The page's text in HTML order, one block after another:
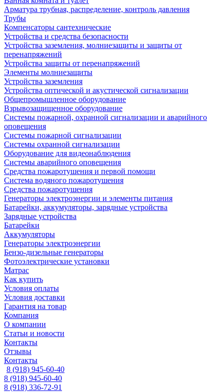
Арматура трубная, распределение, контроль давления
Трубы
Компенсаторы сантехнические
Устройства и средства безопасности
Устройства заземления, молниезащиты и защиты от
перенапряжений
Устройства защиты от перенапряжений
Элементы молниезащиты
Устройства заземления
Устройства оптической и акустической сигнализации
Общепромышленное оборудование
Взрывозащищенное оборудование
Системы пожарной, охранной сигнализации и аварийного
оповещения
Системы пожарной сигнализации
Системы охранной сигнализации
Оборудование для видеонаблюдения
Системы аварийного оповещения
Средства пожаротушения и первой помощи
Система водяного пожаротушения
Средства пожаротушения
Генераторы электроэнергии и элементы питания
Батарейки, аккумуляторы, зарядные устройства
Зарядные устройства
Батарейки
Аккумуляторы
Генераторы электроэнергии
Бензо-дизельные генераторы
Фотоэлектрические установки
Матрас
Как купить
Условия оплаты
Условия доставки
Гарантия на товар
Компания
О компании
Статьи и новости
Контакты
Отзывы
Контакты
8 (918) 945-60-40
8 (918) 945-60-40
8 (918) 336-72-91